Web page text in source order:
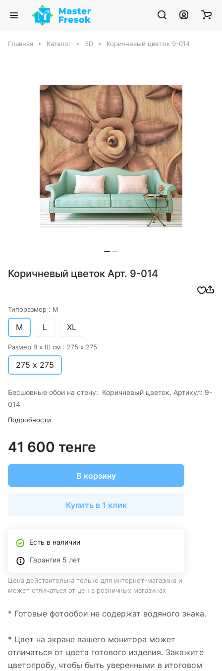
Главная Каталог 3D Коричневый цветок 9-014
Коричневый цветок Арт. 9-014
Типоразмер : M
M L XL
Размер В х Ш см : 275 х 275
275 х 275
Бесшовные обои на стену: Коричневый цветок. Артикул: 9-
014
Подробности
41 600 тенге
В корзину
Купить в 1 клик
Есть в наличии
Гарантия 5 лет
Цена действительна только для интернет-магазина и
может отличаться от цен в розничных магазинах
* Готовые фотообои не содержат водяного знака.
* Цвет на экране вашего монитора может
отличаться от цвета готового изделия. Закажите
цветопробу, чтобы быть уверенными в итоговом